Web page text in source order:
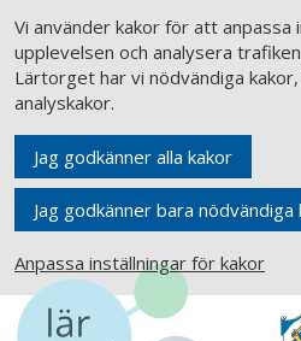
Vi använder kakor för att
upplevelsen och analysera
Lärtorget har vi nödvändiga
analyskakor.
Jag godkänner alla kakor
Jag godkänner bara nödvändiga
Anpassa inställningar för kakor